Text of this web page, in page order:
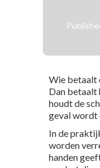
Wie betaalt
Dan betaalt
houdt de
geval wordt
In de
worden
handen